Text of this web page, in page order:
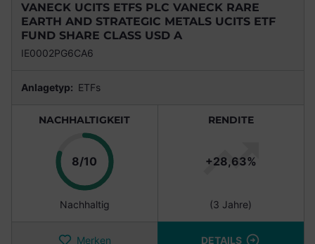
VANECK UCITS ETFS PLC VANECK RARE
EARTH AND STRATEGIC METALS UCITS ETF
FUND SHARE CLASS USD A
IE0002PG6CA6
Anlagetyp: ETFs
NACHHALTIGKEIT
8/10 Punkte
Nachhaltig
RENDITE
+28,63%
(3 Jahre)
Merken DETAILS